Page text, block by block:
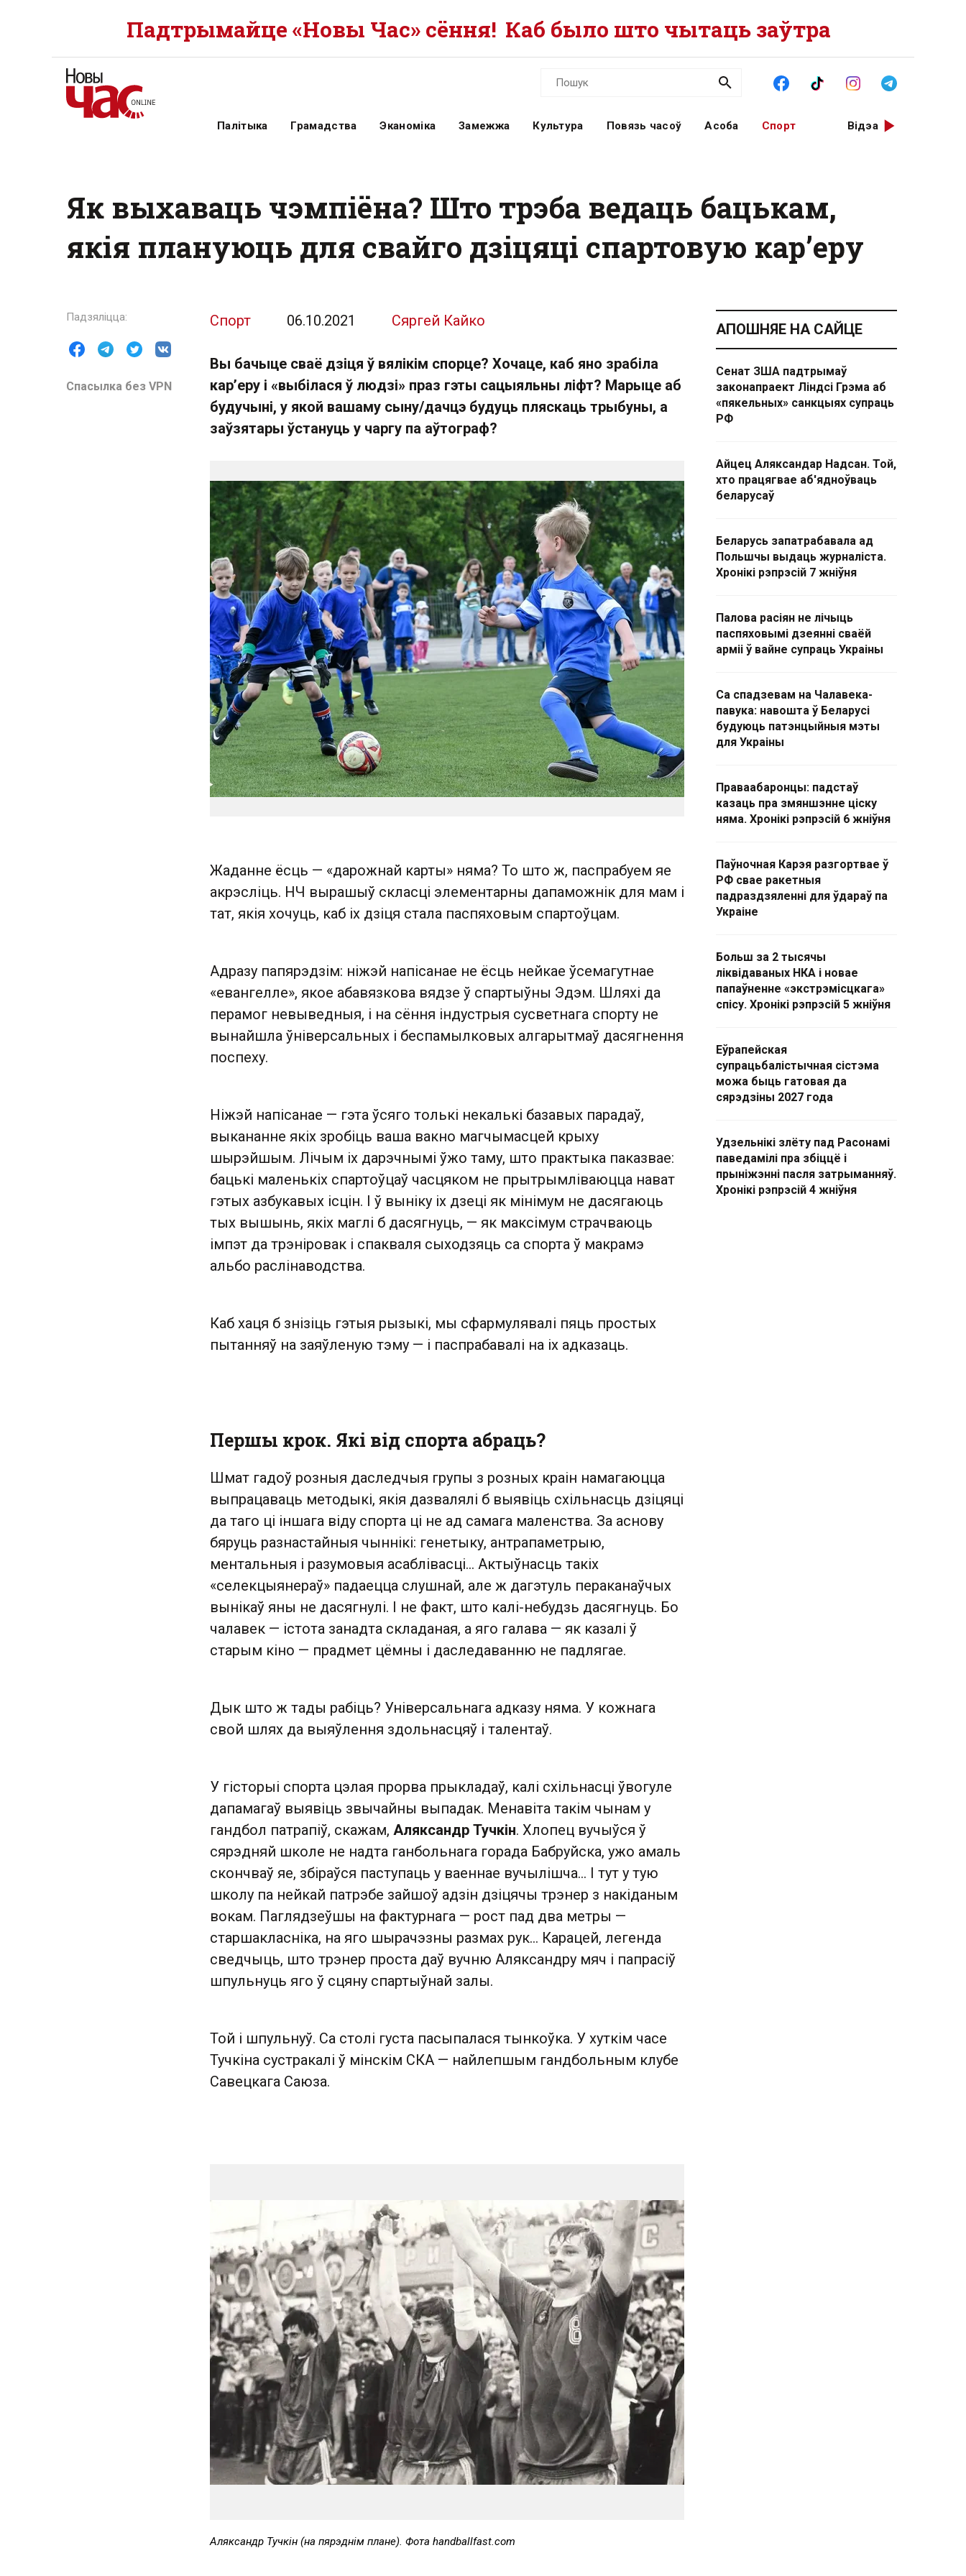
Падтрымайце «Новы Час» сёння! Каб было што чытаць заўтра
Палітыка Грамадства Эканоміка Замежжа Культура Повязь часоў Асоба Спорт Відэа
Як выхаваць чэмпіёна? Што трэба ведаць бацькам,
якія плануюць для свайго дзіцяці спартовую кар’еру
Спасылка без VPN
Спорт 06.10.2021 Сяргей Кайко
Вы бачыце сваё дзіця ў вялікім спорце? Хочаце, каб яно зрабіла
кар’еру і «выбілася ў людзі» праз гэты сацыяльны ліфт? Марыце аб
будучыні, у якой вашаму сыну/дачцэ будуць пляскаць трыбуны, а
заўзятары ўстануць у чаргу па аўтограф?
Жаданне ёсць — «дарожнай карты» няма? То што ж, паспрабуем яе
акрэсліць. НЧ вырашыў скласці элементарны дапаможнік для мам і
тат, якія хочуць, каб іх дзіця стала паспяховым спартоўцам.
Адразу папярэдзім: ніжэй напісанае не ёсць нейкае ўсемагутнае
«евангелле», якое абавязкова вядзе ў спартыўны Эдэм. Шляхі да
перамог невыведныя, і на сёння індустрыя сусветнага спорту не
вынайшла ўніверсальных і беспамылковых алгарытмаў дасягнення
поспеху.
Ніжэй напісанае — гэта ўсяго толькі некалькі базавых парадаў,
выкананне якіх зробіць ваша вакно магчымасцей крыху
шырэйшым. Лічым іх дарэчнымі ўжо таму, што практыка паказвае:
бацькі маленькіх спартоўцаў часцяком не прытрымліваюцца нават
гэтых азбукавых ісцін. І ў выніку іх дзеці як мінімум не дасягаюць
тых вышынь, якіх маглі б дасягнуць, — як максімум страчваюць
імпэт да трэніровак і спакваля сыходзяць са спорта ў макрамэ
альбо раслінаводства.
Каб хаця б знізіць гэтыя рызыкі, мы сфармулявалі пяць простых
пытанняў на заяўленую тэму — і паспрабавалі на іх адказаць.
Першы крок. Які від спорта абраць?
Шмат гадоў розныя даследчыя групы з розных краін намагаюцца
выпрацаваць методыкі, якія дазвалялі б выявіць схільнасць дзіцяці
да таго ці іншага віду спорта ці не ад самага маленства. За аснову
бяруць разнастайныя чыннікі: генетыку, антрапаметрыю,
ментальныя і разумовыя асаблівасці… Актыўнасць такіх
«селекцыянераў» падаецца слушнай, але ж дагэтуль пераканаўчых
вынікаў яны не дасягнулі. І не факт, што калі-небудзь дасягнуць. Бо
чалавек — істота занадта складаная, а яго галава — як казалі ў
старым кіно — прадмет цёмны і даследаванню не падлягае.
Дык што ж тады рабіць? Універсальнага адказу няма. У кожнага
свой шлях да выяўлення здольнасцяў і талентаў.
У гісторыі спорта цэлая прорва прыкладаў, калі схільнасці ўвогуле
дапамагаў выявіць звычайны выпадак. Менавіта такім чынам у
гандбол патрапіў, скажам, Аляксандр Тучкін. Хлопец вучыўся ў
сярэдняй школе не надта ганбольнага горада Бабруйска, ужо амаль
скончваў яе, збіраўся паступаць у ваеннае вучылішча… І тут у тую
школу па нейкай патрэбе зайшоў адзін дзіцячы трэнер з накіданым
вокам. Паглядзеўшы на фактурнага — рост пад два метры —
старшакласніка, на яго шырачэзны размах рук… Карацей, легенда
сведчыць, што трэнер проста даў вучню Аляксандру мяч і папрасіў
шпульнуць яго ў сцяну спартыўнай залы.
Той і шпульнуў. Са столі густа пасыпалася тынкоўка. У хуткім часе
Тучкіна сустракалі ў мінскім СКА — найлепшым гандбольным клубе
Савецкага Саюза.
Аляксандр Тучкін (на пярэднім плане). Фота handballfast.com
АПОШНЯЕ НА САЙЦЕ
Сенат ЗША падтрымаў
законапраект Ліндсі Грэма аб
«пякельных» санкцыях супраць
РФ
Айцец Аляксандар Надсан. Той,
хто працягвае аб'ядноўваць
беларусаў
Беларусь запатрабавала ад
Польшчы выдаць журналіста.
Хронікі рэпрэсій 7 жніўня
Палова расіян не лічыць
паспяховымі дзеянні сваёй
арміі ў вайне супраць Украіны
Са спадзевам на Чалавека-
павука: навошта ў Беларусі
будуюць патэнцыйныя мэты
для Украіны
Праваабаронцы: падстаў
казаць пра змяншэнне ціску
няма. Хронікі рэпрэсій 6 жніўня
Паўночная Карэя разгортвае ў
РФ свае ракетныя
падраздзяленні для ўдараў па
Украіне
Больш за 2 тысячы
ліквідаваных НКА і новае
папаўненне «экстрэмісцкага»
спісу. Хронікі рэпрэсій 5 жніўня
Еўрапейская
супрацьбалістычная сістэма
можа быць гатовая да
сярэдзіны 2027 года
Удзельнікі злёту пад Расонамі
паведамілі пра збіццё і
прыніжэнні пасля затрыманняў.
Хронікі рэпрэсій 4 жніўня